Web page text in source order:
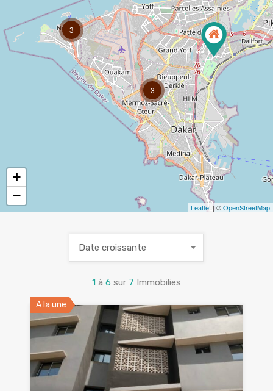
3
3
+
−
Leaflet | ©OpenStreetMap
1 à 6 sur 7 Immobilies
Date croissante
A la une